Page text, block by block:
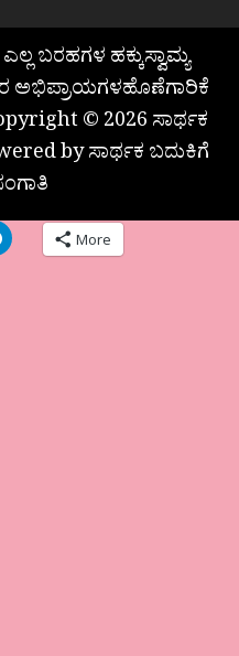
ಬರಹಗಳ ಹಕ್ಕುಸ್ವಾಮ್ಯ
ಅಭಿಪ್ರಾಯಗಳಹೊಣೆಗಾರಿಕೆ
© 2026 ಸಾರ್ಥಕ
by ಸಾರ್ಥಕ ಬದುಕಿಗೆ
More